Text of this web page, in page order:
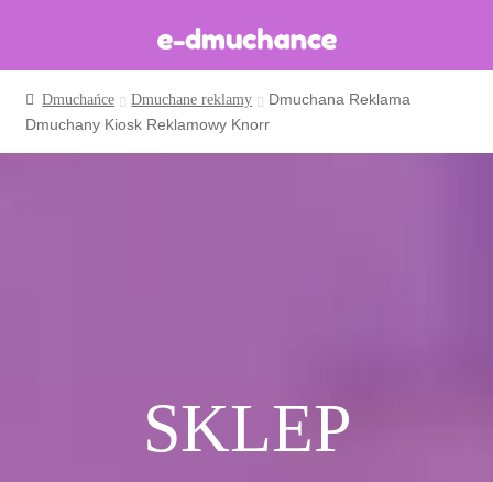
Dmuchańce w magazynie
Produkcja Dmuchańców
Dmuchańce Dmuchane reklamy
Dmuchana Reklama
Dmuchany Kiosk Reklamowy Knorr